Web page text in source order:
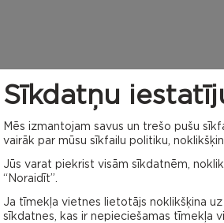
pilsēta
vidū. Tā
Sīkdatņu
Mēs izmantojam savus un trešo pušu
vairāk par mūsu sīkfailu politiku,
Jūs varat piekrist visām sīkdatnēm,
“Noraidīt”.
Ja tīmekļa vietnes lietotājs noklikšķina
sīkdatnes, kas ir nepieciešamas tīmekļa